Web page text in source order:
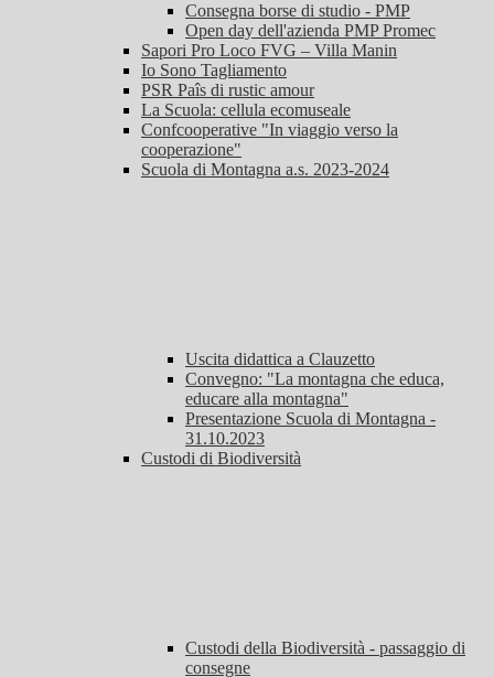
Consegna borse di studio - PMP
Open day dell'azienda PMP Promec
Sapori Pro Loco FVG – Villa Manin
Io Sono Tagliamento
PSR Paîs di rustic amour
La Scuola: cellula ecomuseale
Confcooperative "In viaggio verso la
cooperazione"
Scuola di Montagna a.s. 2023-2024
Uscita didattica a Clauzetto
Convegno: "La montagna che educa,
educare alla montagna"
Presentazione Scuola di Montagna -
31.10.2023
Custodi di Biodiversità
Custodi della Biodiversità - passaggio di
consegne